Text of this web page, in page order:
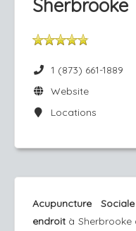
Sherbrooke
1 (873) 661-1889
Website
Locations
Acupuncture
endroit à Sherbrooke